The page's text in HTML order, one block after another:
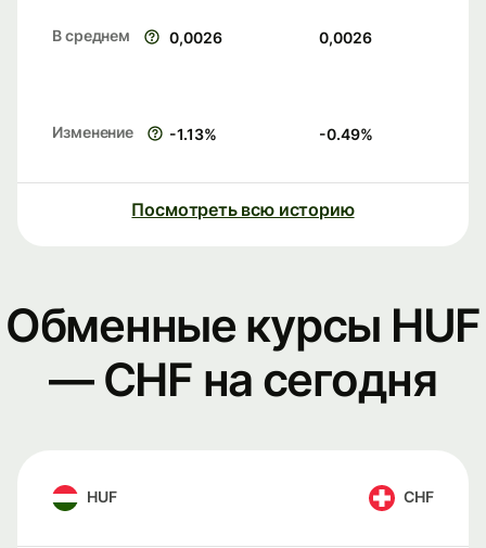
В среднем 0,0026 0,0026
Изменение -1.13% -0.49%
Посмотреть всю историю
Обменные курсы HUF
— CHF на сегодня
HUF CHF